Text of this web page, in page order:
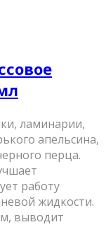
ламинарии,
апельсина,
перца.
работу
жидкости.
выводит